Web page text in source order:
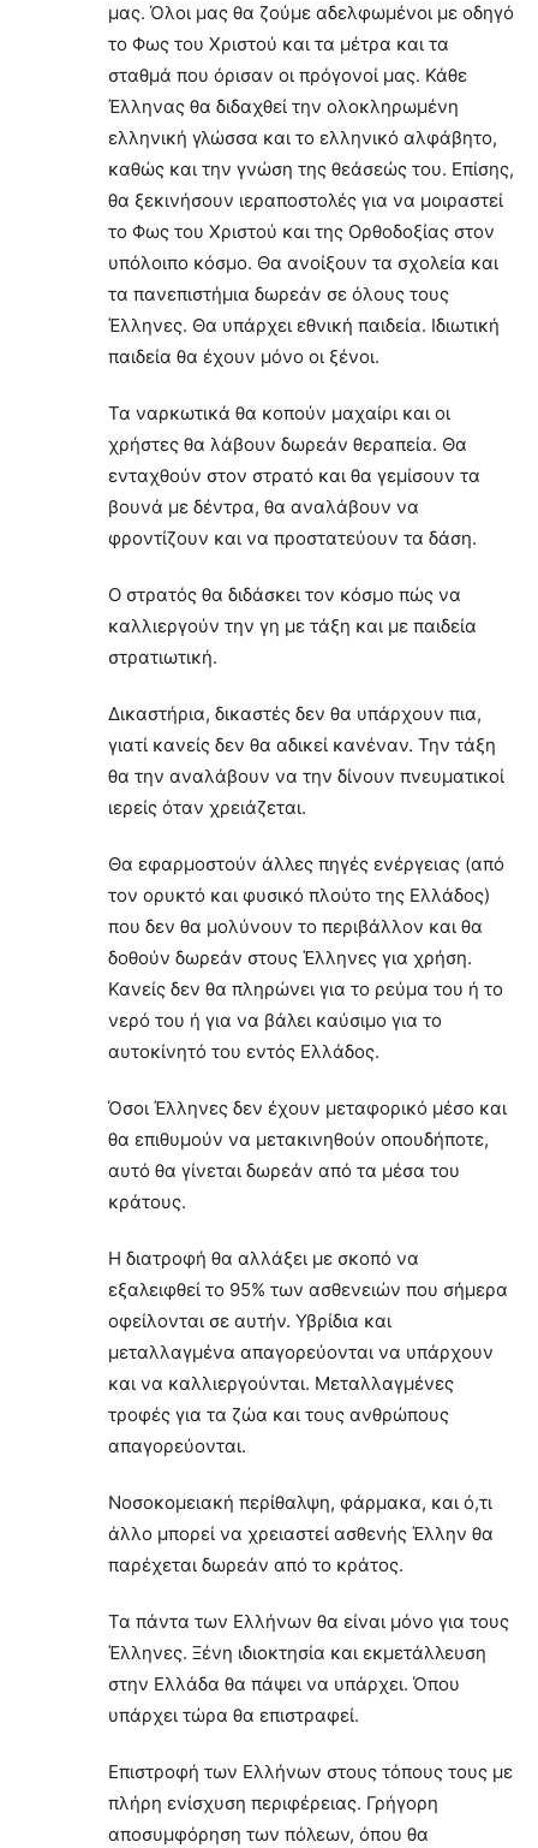
μας. Όλοι μας θα ζούμε αδελφωμένοι με οδηγό
το Φως του Χριστού και τα μέτρα και τα
σταθμά που όρισαν οι πρόγονοί μας. Κάθε
Έλληνας θα διδαχθεί την ολοκληρωμένη
ελληνική γλώσσα και το ελληνικό αλφάβητο,
καθώς και την γνώση της θεάσεώς του. Επίσης,
θα ξεκινήσουν ιεραποστολές για να μοιραστεί
το Φως του Χριστού και της Ορθοδοξίας στον
υπόλοιπο κόσμο. Θα ανοίξουν τα σχολεία και
τα πανεπιστήμια δωρεάν σε όλους τους
Έλληνες. Θα υπάρχει εθνική παιδεία. Ιδιωτική
παιδεία θα έχουν μόνο οι ξένοι.
Τα ναρκωτικά θα κοπούν μαχαίρι και οι
χρήστες θα λάβουν δωρεάν θεραπεία. Θα
ενταχθούν στον στρατό και θα γεμίσουν τα
βουνά με δέντρα, θα αναλάβουν να
φροντίζουν και να προστατεύουν τα δάση.
Ο στρατός θα διδάσκει τον κόσμο πώς να
καλλιεργούν την γη με τάξη και με παιδεία
στρατιωτική.
Δικαστήρια, δικαστές δεν θα υπάρχουν πια,
γιατί κανείς δεν θα αδικεί κανέναν. Την τάξη
θα την αναλάβουν να την δίνουν πνευματικοί
ιερείς όταν χρειάζεται.
Θα εφαρμοστούν άλλες πηγές ενέργειας (από
τον ορυκτό και φυσικό πλούτο της Ελλάδος)
που δεν θα μολύνουν το περιβάλλον και θα
δοθούν δωρεάν στους Έλληνες για χρήση.
Κανείς δεν θα πληρώνει για το ρεύμα του ή το
νερό του ή για να βάλει καύσιμο για το
αυτοκίνητό του εντός Ελλάδος.
Όσοι Έλληνες δεν έχουν μεταφορικό μέσο και
θα επιθυμούν να μετακινηθούν οπουδήποτε,
αυτό θα γίνεται δωρεάν από τα μέσα του
κράτους.
Η διατροφή θα αλλάξει με σκοπό να
εξαλειφθεί το 95% των ασθενειών που σήμερα
οφείλονται σε αυτήν. Υβρίδια και
μεταλλαγμένα απαγορεύονται να υπάρχουν
και να καλλιεργούνται. Μεταλλαγμένες
τροφές για τα ζώα και τους ανθρώπους
απαγορεύονται.
Νοσοκομειακή περίθαλψη, φάρμακα, και ό,τι
άλλο μπορεί να χρειαστεί ασθενής Έλλην θα
παρέχεται δωρεάν από το κράτος.
Τα πάντα των Ελλήνων θα είναι μόνο για τους
Έλληνες. Ξένη ιδιοκτησία και εκμετάλλευση
στην Ελλάδα θα πάψει να υπάρχει. Όπου
υπάρχει τώρα θα επιστραφεί.
Επιστροφή των Ελλήνων στους τόπους τους με
πλήρη ενίσχυση περιφέρειας. Γρήγορη
αποσυμφόρηση των πόλεων, όπου θα